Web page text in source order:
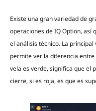
Existe una gran variedad de
operaciones de IQ Option, así
el análisis técnico. La
permite ver la diferencia
vela es verde, significa que el
cierre, si es roja, es que es